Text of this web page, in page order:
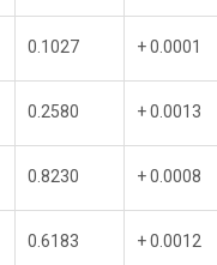
0.1027 + 0.0001
0.2580 + 0.0013
0.8230 + 0.0008
0.6183 + 0.0012